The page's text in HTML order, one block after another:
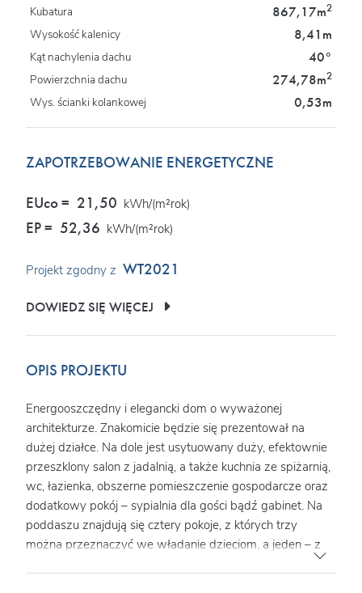
Kubatura 867,17m2
Wysokość kalenicy 8,41m
Kąt nachylenia dachu 40°
Powierzchnia dachu 274,78m2
Wys. ścianki kolankowej 0,53m
OPIS PROJEKTU
Energooszczędny i elegancki dom o wyważonej
architekturze. Znakomicie będzie się prezentował na
dużej działce. Na dole jest usytuowany duży, efektownie
przeszklony salon z jadalnią, a także kuchnia ze spiżarnią,
wc, łazienka, obszerne pomieszczenie gospodarcze oraz
dodatkowy pokój – sypialnia dla gości bądź gabinet. Na
poddaszu znajdują się cztery pokoje, z których trzy
można przeznaczyć we władanie dzieciom, a jeden – z
garderobą – jako sypialnię dla rodziców. Duża, wygodna
ZAPOTRZEBOWANIE ENERGETYCZNE
EUco = 21,50 kWh/(m²rok)
EP = 52,36 kWh/(m²rok)
Projekt zgodny z WT2021
DOWIEDZ SIĘ WIĘCEJ